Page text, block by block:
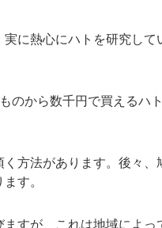
に熱心にハトを研究し
のから数千円で買えるハ
方法があります。後々
す。
すが、これは地域によ